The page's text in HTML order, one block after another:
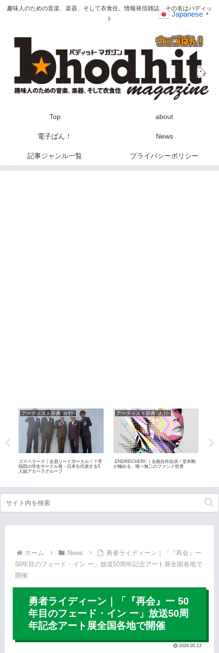
趣味人のための音楽、楽器、そして衣食住。情報発信雑誌、その名はバディッ
ト
Top about
電子ばん！ News
記事ジャンル一覧 プライバシーポリシー
アーティスト辞典 -か行-
ゴスペラーズ｜全員リードボーカル！？早
稲田の学生サークル発・日本を代表する5
人組アカペラグループ
アーティスト辞典 -あ行-
.ENDRECHERI.｜全曲自作自演！堂本剛
が極める、唯一無二のファンク世界
ホーム News
勇者ライディーン｜「『再会』ー
50年目のフェード・イン ー」放送50周年記念アート展全国各地で
開催
勇者ライディーン｜「『再会』ー 50
年目のフェード・イン ー」放送50周
年記念アート展全国各地で開催
2026.05.13
Japanese ▼